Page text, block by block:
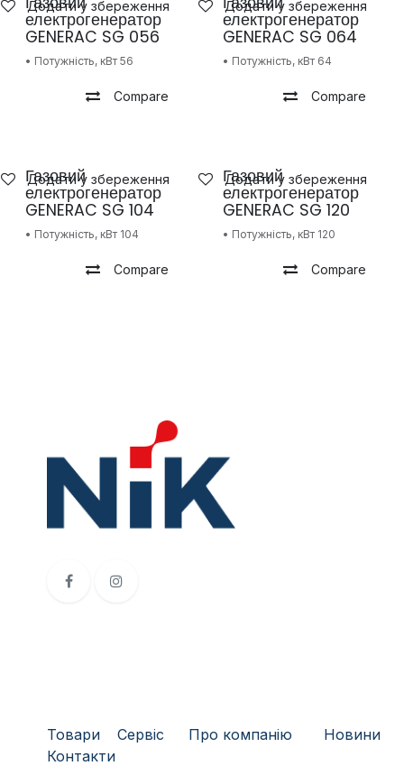
електрогенератор
GENERAC SG 056
• Потужність, кВт 56
Compare
Додати у збереження
електрогенератор
GENERAC SG 064
• Потужність, кВт 64
Compare
Додати у збереження
Газовий
електрогенератор
GENERAC SG 104
• Потужність, кВт 104
Compare
Додати у збереження Газовий
електрогенератор
GENERAC SG 120
• Потужність, кВт 120
Compare
Додати у збереження
Товари ​Сервіс Про компанію
Новини
Контакти